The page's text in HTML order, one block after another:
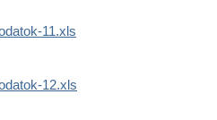
11.xls
12.xls